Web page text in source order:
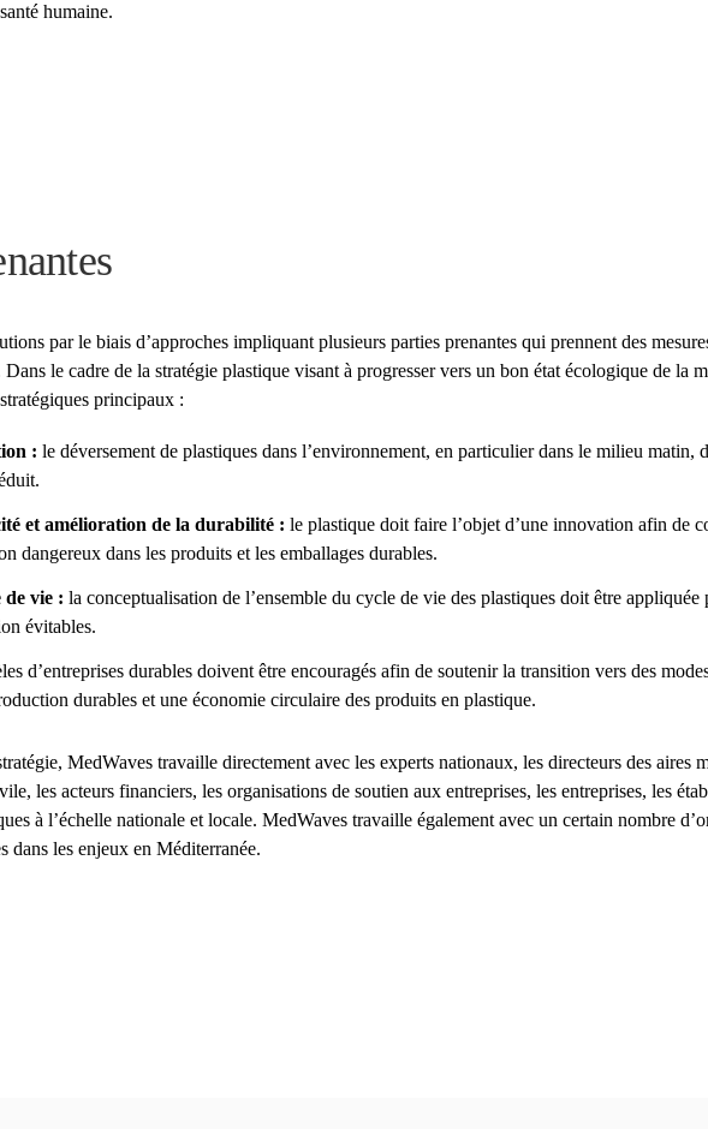
humaine.
par le biais d’approches impliquant plusieurs parties prenantes qui prennent des
le cadre de la stratégie plastique visant à progresser vers un bon état écologique de la
principaux :
: le déversement de plastiques dans l’environnement, en particulier dans le milieu matin,
et amélioration de la durabilité : le plastique doit faire l’objet d’une innovation afin de
dangereux dans les produits et les emballages durables.
de vie : la conceptualisation de l’ensemble du cycle de vie des plastiques doit être appliquée
évitables.
d’entreprises durables doivent être encouragés afin de soutenir la transition vers des
durables et une économie circulaire des produits en plastique.
MedWaves travaille directement avec les experts nationaux, les directeurs des aires
les acteurs financiers, les organisations de soutien aux entreprises, les entreprises, les
à l’échelle nationale et locale. MedWaves travaille également avec un certain nombre
dans les enjeux en Méditerranée.